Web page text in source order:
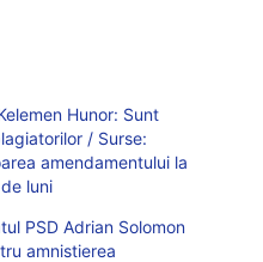
Hunor: Sunt
/ Surse:
amendamentului la
luni
PSD Adrian Solomon
amnistierea